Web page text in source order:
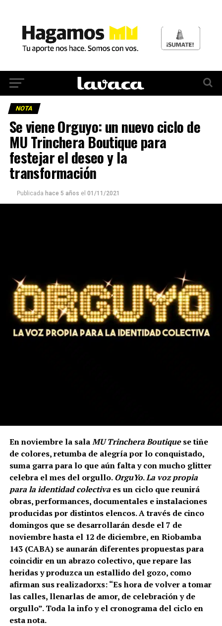
NOTA
Se viene Orguyo: un nuevo ciclo de
MU Trinchera Boutique para
festejar el deseo y la
transformación
Publicada hace 5 años el 01/11/2021
En noviembre la salaMU Trinchera Boutiquese tiñe
de colores, retumba de alegría por lo conquistado,
suma garra para lo que aún falta y con mucho glitter
celebra el mes del orgullo.OrguYo.La voz propia
para la identidad colectivaes un ciclo que reunirá
obras, performances, documentales e instalaciones
producidas por distintos elencos. A través de cinco
domingos que se desarrollarán desde el 7 de
noviembre hasta el 12 de diciembre, en Riobamba
143 (CABA) se aunarán diferentes propuestas para
coincidir en un abrazo colectivo, que repare las
heridas y produzca un estallido del gozo, como
afirman sus realizadorxs: “Es hora de volver a tomar
las calles, llenarlas de amor, de celebración y de
orgullo”. Toda la info y el cronograma del ciclo en
esta nota.